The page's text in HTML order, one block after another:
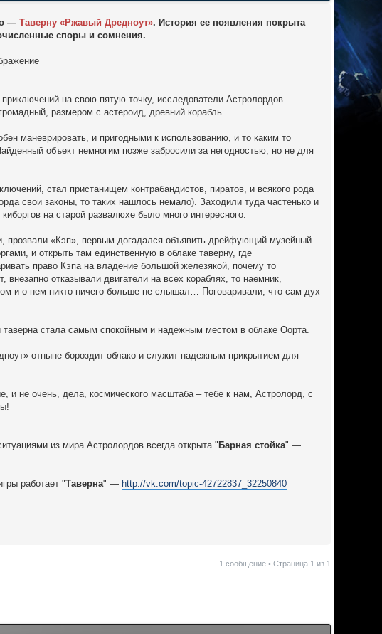
—Таверну «Ржавый Дредноут». История ее появления покрыта
споры и сомнения.
на свою пятую точку, исследователи Астролордов
размером с астероид, древний корабль.
маневрировать, и пригодными к использованию, и то каким то
объект немногим позже забросили за негодностью, но не для
стал пристанищем контрабандистов, пиратов, и всякого рода
свои законы, то таких нашлось немало). Заходили туда частенько и
на старой развалюхе было много интересного.
прозвали «Кэп», первым догадался объявить дрейфующий музейный
и открыть там единственную в облаке таверну, где
право Кэпа на владение большой железякой, почему то
отказывали двигатели на всех кораблях, то наемник,
и о нем никто ничего больше не слышал… Поговаривали, что сам дух
таверна стала самым спокойным и надежным местом в облаке Оорта.
отныне бороздит облако и служит надежным прикрытием для
и не очень, дела, космического масштаба – тебе к нам, Астролорд, с
из мира Астролордов всегда открыта " Барная стойка" —
работает "Таверна" — http://vk.com/topic-42722837_32250840
1 сообщение • Страница 1 из 1